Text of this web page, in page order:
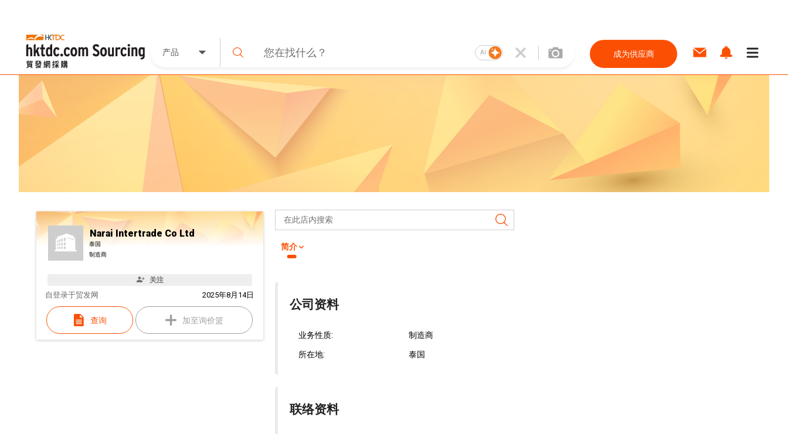
产品 AI 成为供应商
Narai Intertrade Co Ltd
泰国
制造商
关注
自 2025年8月14日
登录于贸发网
查询 加至询价篮
简介
公司资料
业务性质: 制造商
所在地: 泰国
联络资料